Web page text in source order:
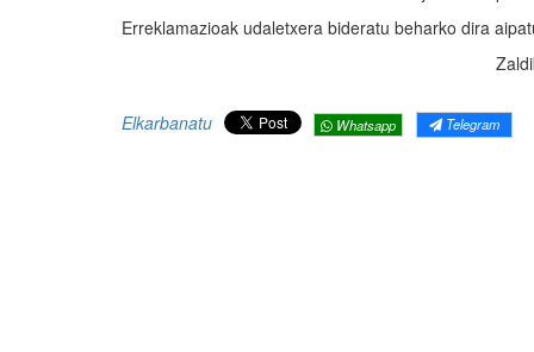
Erreklamazioak udaletxera bideratu beharko dira
Elkarbanatu Whatsapp Telegram